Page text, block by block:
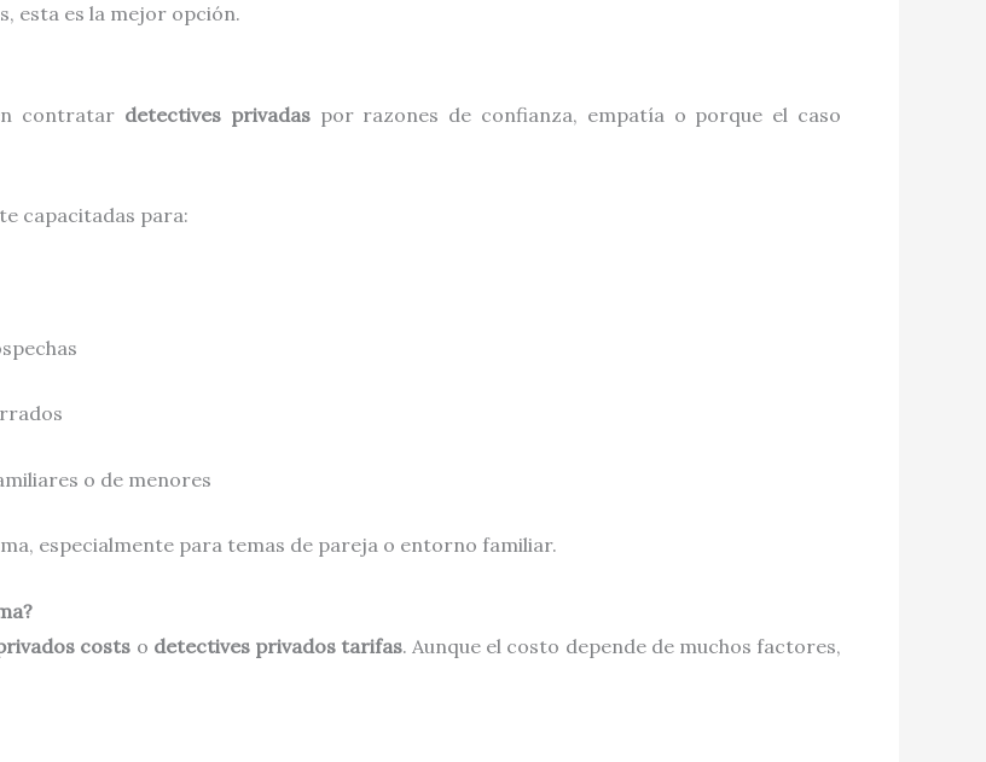
esta es la mejor opción.
contratar detectives privadaspor razones de confianza, empatía o porque el caso
capacitadas para:
o de menores
especialmente para temas de pareja o entorno familiar.
costs o detectives privados tarifas. Aunque el costo depende de muchos factores,